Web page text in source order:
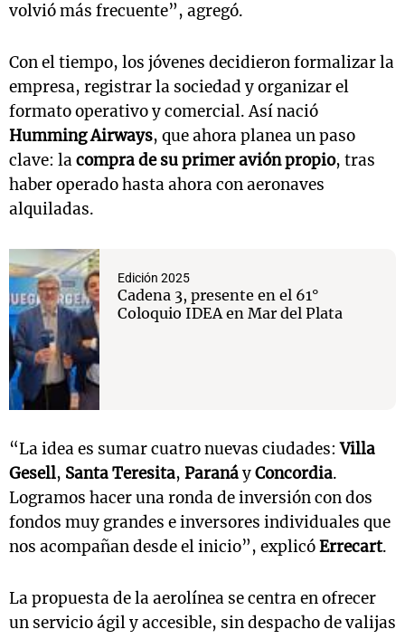
volvió más frecuente”, agregó.
Con el tiempo, los jóvenes decidieron formalizar la
empresa, registrar la sociedad y organizar el
formato operativo y comercial. Así nació
Humming Airways, que ahora planea un paso
clave: lacompra de su primer avión propio, tras
haber operado hasta ahora con aeronaves
alquiladas.
Edición 2025
Cadena 3, presente en el 61°
Coloquio IDEA en Mar del Plata
“La idea es sumar cuatro nuevas ciudades:Villa
Gesell, Santa Teresita, ParanáyConcordia.
Logramos hacer una ronda de inversión con dos
fondos muy grandes e inversores individuales que
nos acompañan desde el inicio”, explicóErrecart.
La propuesta de la aerolínea se centra en ofrecer
un servicio ágil y accesible, sin despacho de valijas